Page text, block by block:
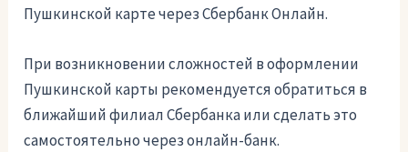
Пушкинской карте через Сбербанк Онлайн.
При возникновении сложностей в оформлении
Пушкинской карты рекомендуется обратиться в
ближайший филиал Сбербанка или сделать это
самостоятельно через онлайн-банк.